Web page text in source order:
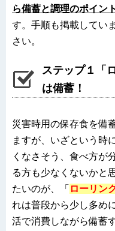
ら備蓄と調理のポイント
す。手順も掲載してい
さい。
ステップ１「
は備蓄！
災害時用の保存食を備
ますが、いざという時
くなさそう、食べ方が
る方も少なくないかと
たいのが、「 ローリン
れは普段から少し多め
活で消費しながら備蓄